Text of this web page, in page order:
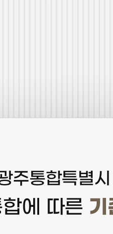
주통합특별
에 따른 기